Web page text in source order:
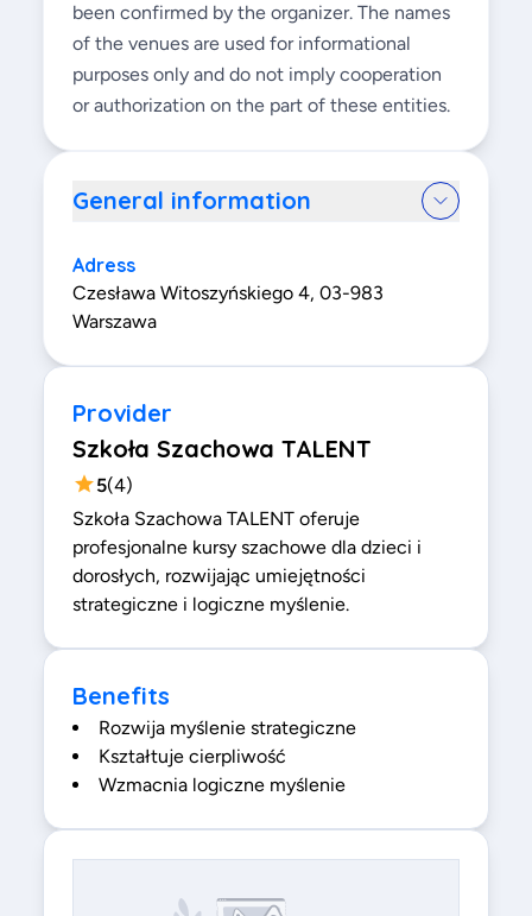
been confirmed by the organizer. The names
of the venues are used for informational
purposes only and do not imply cooperation
or authorization on the part of these entities.
General information
Adress
Czesława Witoszyńskiego 4, 03-983
Warszawa
Provider
Szkoła Szachowa TALENT
5(4)
Szkoła Szachowa TALENT oferuje
profesjonalne kursy szachowe dla dzieci i
dorosłych, rozwijając umiejętności
strategiczne i logiczne myślenie.
Benefits
Rozwija myślenie strategiczne
Kształtuje cierpliwość
Wzmacnia logiczne myślenie